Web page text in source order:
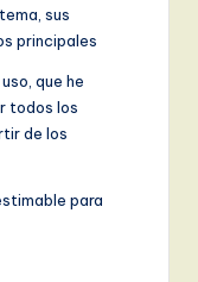
sus
principales
que he
todos los
de los
para